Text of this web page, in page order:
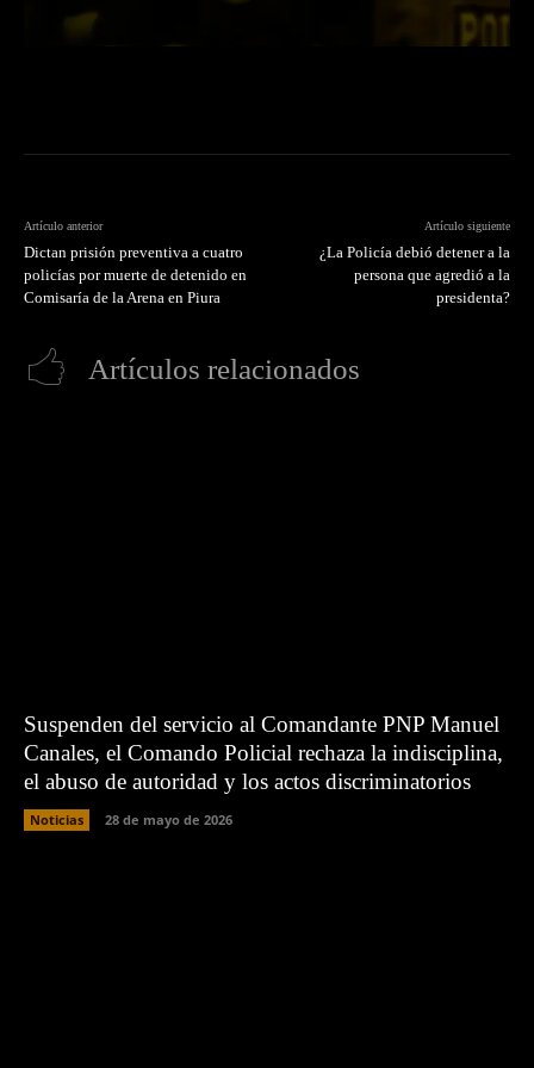
Artículo anterior
Dictan prisión preventiva a cuatro
policías por muerte de detenido en
Comisaría de la Arena en Piura
Artículo siguiente
¿La Policía debió detener a la
persona que agredió a la
presidenta?
Artículos relacionados
Suspenden del servicio al Comandante PNP Manuel
Canales, el Comando Policial rechaza la indisciplina,
el abuso de autoridad y los actos discriminatorios
Noticias 28 de mayo de 2026